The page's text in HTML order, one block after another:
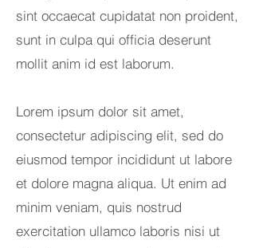
sint occaecat cupidatat non proident,
sunt in culpa qui officia deserunt
mollit anim id est laborum.
Lorem ipsum dolor sit amet,
consectetur adipiscing elit, sed do
eiusmod tempor incididunt ut labore
et dolore magna aliqua. Ut enim ad
minim veniam, quis nostrud
exercitation ullamco laboris nisi ut